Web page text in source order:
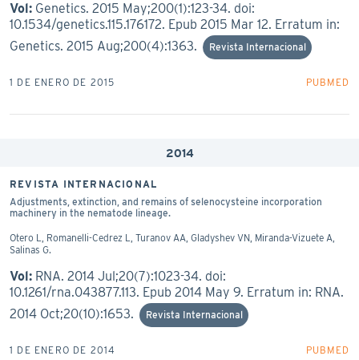
Vol: Genetics. 2015 May;200(1):123-34. doi:
10.1534/genetics.115.176172. Epub 2015 Mar 12. Erratum in:
Genetics. 2015 Aug;200(4):1363.
Revista Internacional
1 DE ENERO DE 2015 PUBMED
2014
REVISTA INTERNACIONAL
Adjustments, extinction, and remains of selenocysteine incorporation
machinery in the nematode lineage.
Otero L, Romanelli-Cedrez L, Turanov AA, Gladyshev VN, Miranda-Vizuete A,
Salinas G.
Vol: RNA. 2014 Jul;20(7):1023-34. doi:
10.1261/rna.043877.113. Epub 2014 May 9. Erratum in: RNA.
2014 Oct;20(10):1653.
Revista Internacional
1 DE ENERO DE 2014 PUBMED